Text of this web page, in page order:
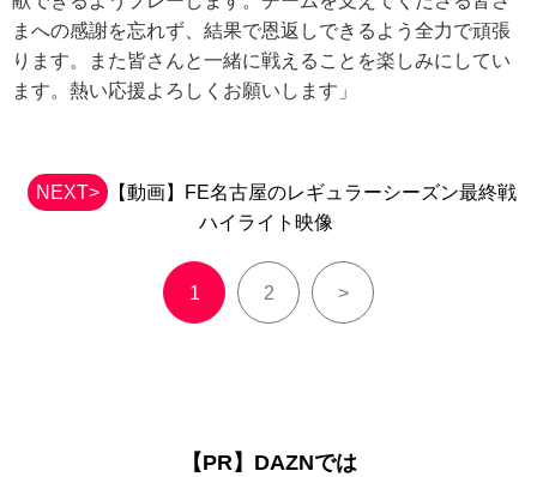
まへの感謝を忘れず、結果で恩返しできるよう全力で頑張
ります。また皆さんと一緒に戦えることを楽しみにしてい
ます。熱い応援よろしくお願いします」
NEXT> 【動画】FE名古屋のレギュラーシーズン最終戦
ハイライト映像
1 2 >
【PR】DAZNでは